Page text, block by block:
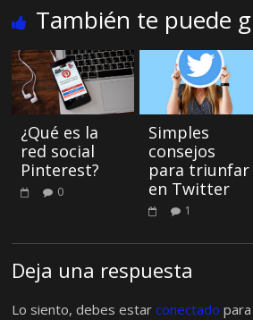
También te puede
¿Qué es la
red social
Pinterest?
0
Simples
consejos
para triunfar
en Twitter
1
Deja una respuesta
Lo siento, debes estarconectado